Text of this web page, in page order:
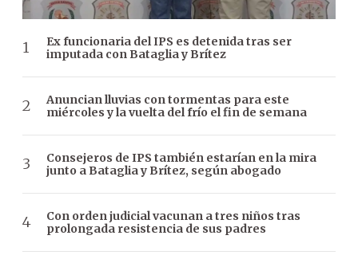
Ex funcionaria del IPS es detenida tras ser
imputada con Bataglia y Brítez
Anuncian lluvias con tormentas para este
miércoles y la vuelta del frío el fin de semana
Consejeros de IPS también estarían en la mira
junto a Bataglia y Brítez, según abogado
Con orden judicial vacunan a tres niños tras
prolongada resistencia de sus padres